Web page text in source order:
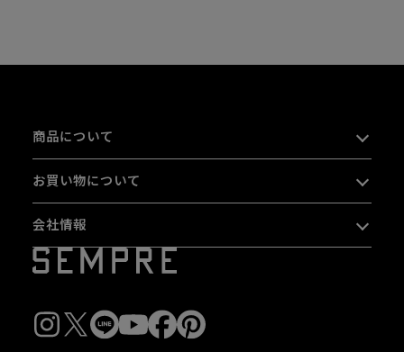
商品について
お買い物について
会社情報